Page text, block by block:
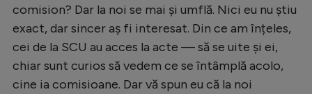
comision? Dar la noi se mai și umflă. Nici eu nu știu
exact, dar sincer aș fi interesat. Din ce am înțeles,
cei de la SCU au acces la acte — să se uite și ei,
chiar sunt curios să vedem ce se întâmplă acolo,
cine ia comisioane. Dar vă spun eu că la noi